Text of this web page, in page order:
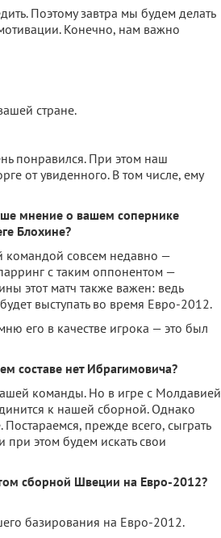
Поэтому завтра мы будем делать
Конечно, нам важно
стране.
понравился. При этом наш
от увиденного. В том числе, ему
мнение о вашем сопернике
Блохине?
командой совсем недавно —
с таким оппонентом —
этот матч также важен: ведь
выступать во время Евро-2012.
его в качестве игрока — это был
составе нет Ибрагимовича?
команды. Но в игре с Молдавией
к нашей сборной. Однако
прежде всего, сыграть
этом будем искать свои
сборной Швеции на Евро-2012?
базирования на Евро-2012.